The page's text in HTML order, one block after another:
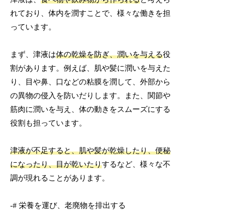
れており、体内を潤すことで、様々な働きを担
っています。
まず、津液は体の乾燥を防ぎ、潤いを与える役
割があります。例えば、肌や髪に潤いを与えた
り、目や鼻、口などの粘膜を潤して、外部から
の異物の侵入を防いだりします。また、関節や
筋肉に潤いを与え、体の動きをスムーズにする
役割も担っています。
津液が不足すると、肌や髪が乾燥したり、便秘
になったり、目が乾いたりするなど、様々な不
調が現れることがあります。
-# 栄養を運び、老廃物を排出する